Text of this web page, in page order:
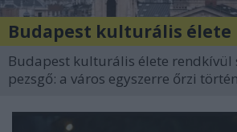
Budapest kulturális élete
Budapest kulturális élete rendkívül
pezsgő: a város egyszerre őrzi